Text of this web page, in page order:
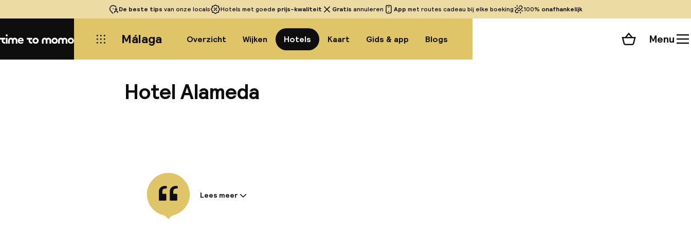
De beste tips van onze locals Hotels met goede prijs-kwaliteit Gratis annuleren App met routes cadeau bij elke boeking 100% onafhankelijk
Home Málaga Overzicht Wijken Hotels Kaart Gids & app Blogs Winkelmand
Menu
Hotel Alameda
Informatie gedeeld door de accommodatie:
Lees meer